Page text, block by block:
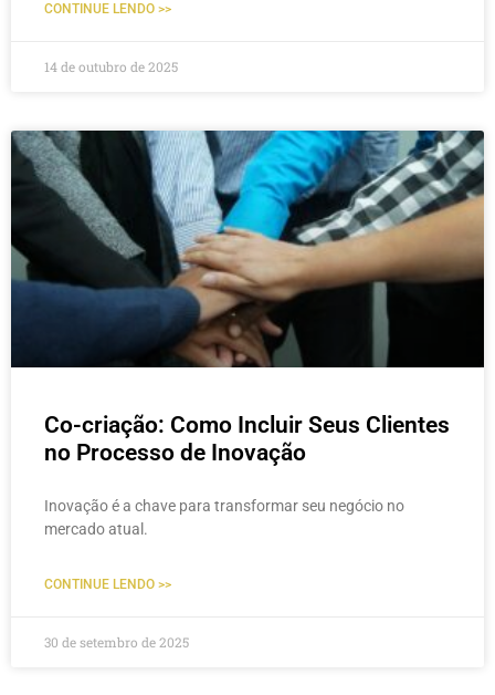
CONTINUE LENDO >>
14 de outubro de 2025
Co-criação: Como Incluir Seus Clientes
no Processo de Inovação
Inovação é a chave para transformar seu negócio no
mercado atual.
CONTINUE LENDO >>
30 de setembro de 2025